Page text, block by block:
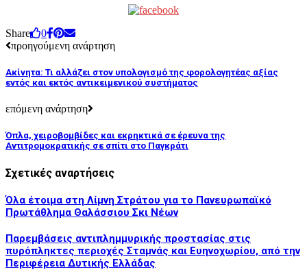
Share
0
προηγούμενη ανάρτηση
Aκίνητα: Τι αλλάζει στον υπολογισμό της φορολογητέας αξίας
εντός και εκτός αντικειμενικού συστήματος
επόμενη ανάρτηση
Όπλα, χειροβομβίδες και εκρηκτικά σε έρευνα της
Αντιτρομοκρατικής σε σπίτι στο Παγκράτι
Σχετικές αναρτήσεις
Όλα έτοιμα στη Λίμνη Στράτου για το Πανευρωπαϊκό
Πρωτάθλημα Θαλάσσιου Σκι Νέων
Παρεμβάσεις αντιπλημμυρικής προστασίας στις
πυρόπληκτες περιοχές Σταμνάς και Ευηνοχωρίου, από την
Περιφέρεια Δυτικής Ελλάδας